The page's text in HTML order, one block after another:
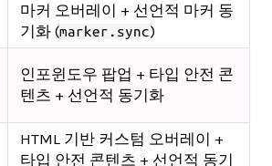
마커 오버레이 + 선언적 마커 동
기화 (marker.sync)
인포윈도우 팝업 + 타입 안전 콘
텐츠 + 선언적 동기화
HTML 기반 커스텀 오버레이 +
타입 안전 콘텐츠 + 선언적 동기